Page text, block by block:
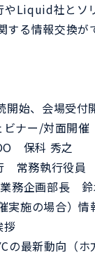
やLiquid社とソ
する情報交換が
始、会場受付
ナー/対面開催
保科 秀之
常務執行役員
務企画部長 鈴
施の場合）情
最新動向（ホ